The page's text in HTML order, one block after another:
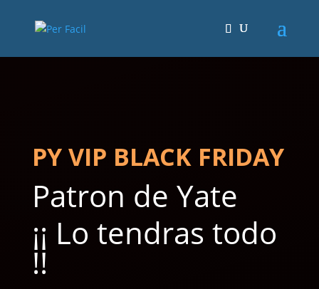
PY VIP BLACK FRIDAY
Patron de Yate
¡¡ Lo tendras todo
!!